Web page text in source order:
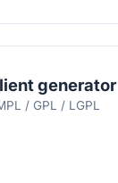
generator
/ GPL / LGPL